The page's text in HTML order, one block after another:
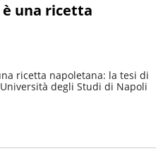
una ricetta
ricetta napoletana: la tesi di
degli Studi di Napoli